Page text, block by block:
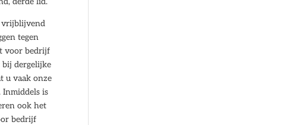
vrijblijvend
tegen
voor bedrijf
bij dergelijke
u vaak onze
is
ook het
bedrijf